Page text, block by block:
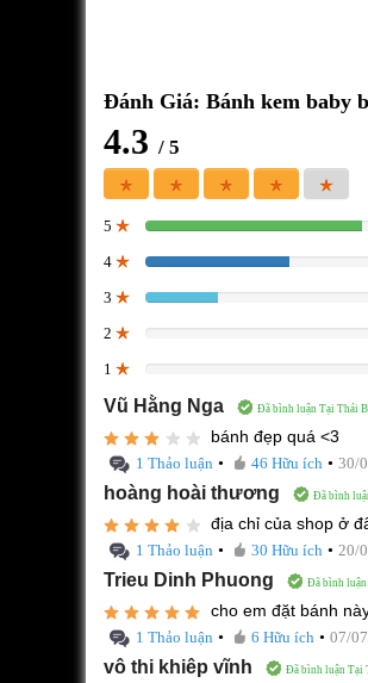
Đánh Giá: Bánh kem baby
4.3 / 5
5 50%
4 33.333333333333%
3 16.666666666667%
2
1
Vũ Hằng Nga Đã bình luận Tại Thái
bánh đẹp quá <3
1 Thảo luận • 46 Hữu ích • 30/
hoàng hoài thương Đã bình
địa chỉ của shop ở
1 Thảo luận • 30 Hữu ích • 20/
Trieu Dinh Phuong Đã bình
cho em đặt bánh
1 Thảo luận • 6 Hữu ích • 07/
vô thi khiêp vĩnh Đã bình luận Tại